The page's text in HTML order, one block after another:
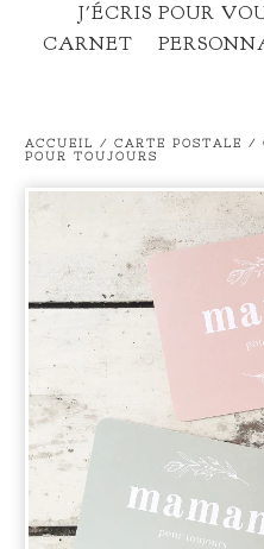
J'ÉCRIS POUR
CARNET
ACCUEIL / CARTE POSTALE /
POUR TOUJOURS